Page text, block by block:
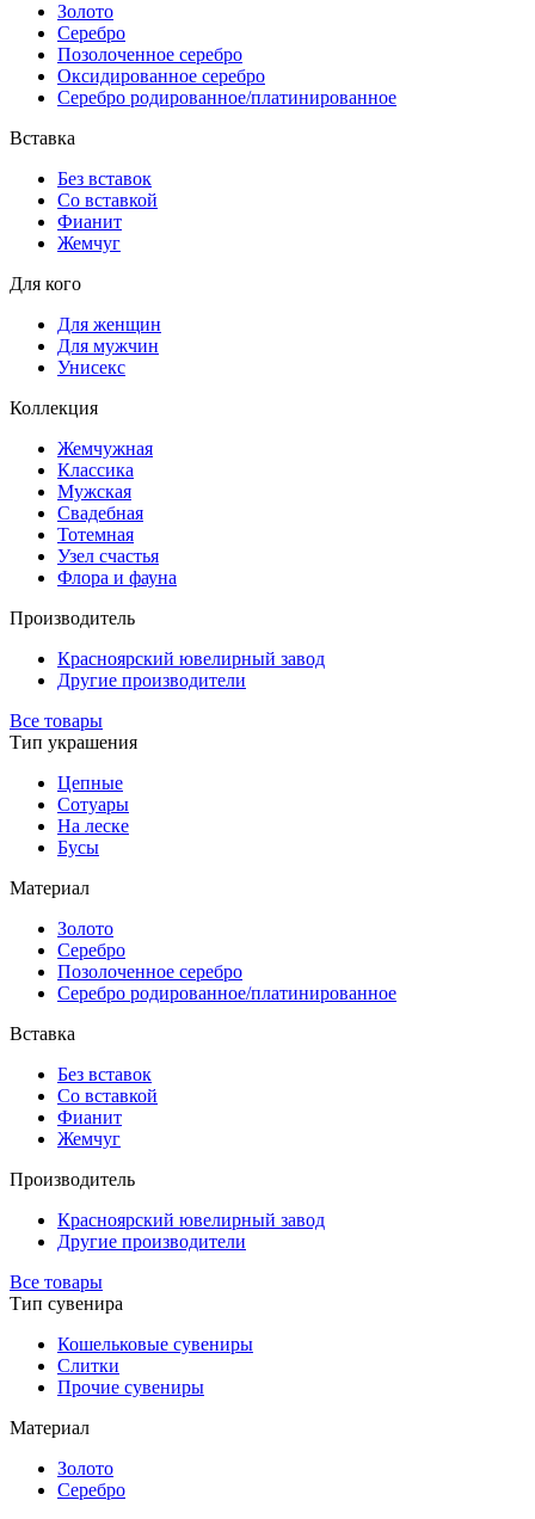
Золото
Серебро
Позолоченное серебро
Оксидированное серебро
Серебро родированное/платинированное
Вставка
Без вставок
Со вставкой
Фианит
Жемчуг
Для кого
Для женщин
Для мужчин
Унисекс
Коллекция
Жемчужная
Классика
Мужская
Свадебная
Тотемная
Узел счастья
Флора и фауна
Производитель
Красноярский ювелирный завод
Другие производители
Все товары
Тип украшения
Цепные
Сотуары
На леске
Бусы
Материал
Золото
Серебро
Позолоченное серебро
Серебро родированное/платинированное
Вставка
Без вставок
Со вставкой
Фианит
Жемчуг
Производитель
Красноярский ювелирный завод
Другие производители
Все товары
Тип сувенира
Кошельковые сувениры
Слитки
Прочие сувениры
Материал
Золото
Серебро